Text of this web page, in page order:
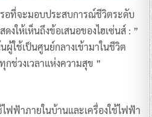
อที่จะมอบประสบการณ์ชีวิตระดับ
งให้เห็นถึงข้อเสนอของไฮเซ่นส์ : ”
ผู้ใช้เป็นศูนย์กลางเข้ามาในชีวิต
ช่วงเวลาแห่งความสุข ”
ไฟฟ้าภายในบ้านและเครื่องใช้ไฟฟ้า